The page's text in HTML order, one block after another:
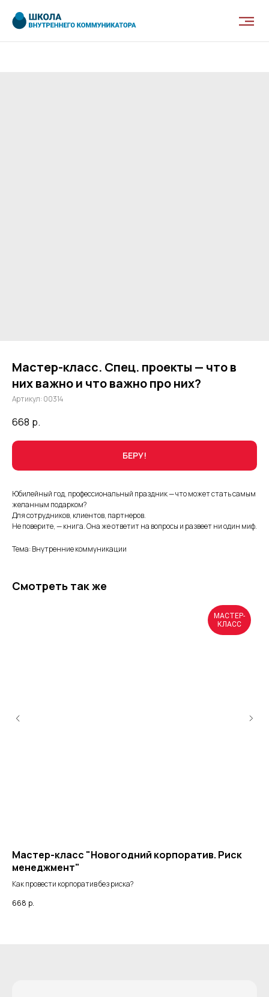
Мастер-класс. Спец. проекты — что в
них важно и что важно про них?
Артикул: 00314
668 р.
БЕРУ!
Юбилейный год, профессиональный праздник — что может стать самым
желанным подарком?
Для сотрудников, клиентов, партнеров.
Не поверите, — книга. Она же ответит на вопросы и развеет ни один миф.
Тема: Внутренние коммуникации
Смотреть так же
МАСТЕР-
КЛАСС
Мастер-класс "Новогодний корпоратив. Риск
менеджмент"
Как провести корпоратив без риска?
668 р.